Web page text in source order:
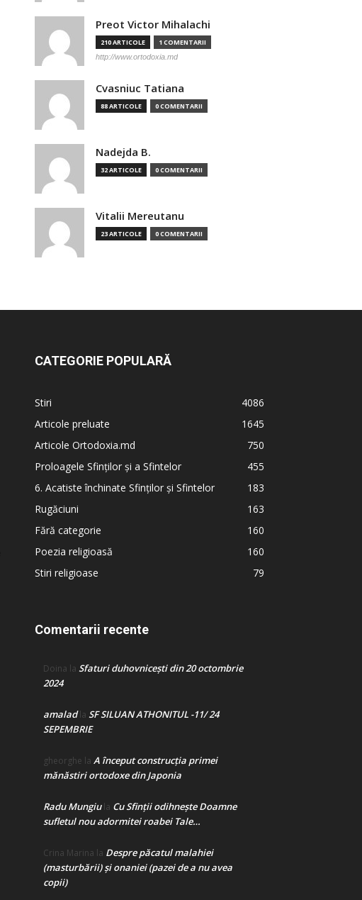
Preot Victor Mihalachi
210 ARTICOLE 1 COMENTARII
http://www.ortodoxia.md
Cvasniuc Tatiana
88 ARTICOLE 0 COMENTARII
Nadejda B.
32 ARTICOLE 0 COMENTARII
Vitalii Mereutanu
23 ARTICOLE 0 COMENTARII
CATEGORIE POPULARĂ
Stiri
4086
Articole preluate
1645
Articole Ortodoxia.md
750
Proloagele Sfinților și a Sfintelor
455
6. Acatiste închinate Sfinților și Sfintelor
183
Rugăciuni
163
Fără categorie
160
Poezia religioasă
160
Stiri religioase
79
Comentarii recente
Doina la Sfaturi duhovnicești din 20 octombrie
2024
amaladla SF SILUAN ATHONITUL -11/ 24
SEPEMBRIE
gheorghe la A început construcţia primei
mănăstiri ortodoxe din Japonia
Radu Mungiula Cu Sfinții odihnește Doamne
sufletul nou adormitei roabei Tale…
Crina Marina la Despre păcatul malahiei
(masturbării) şi onaniei (pazei de a nu avea
copii)